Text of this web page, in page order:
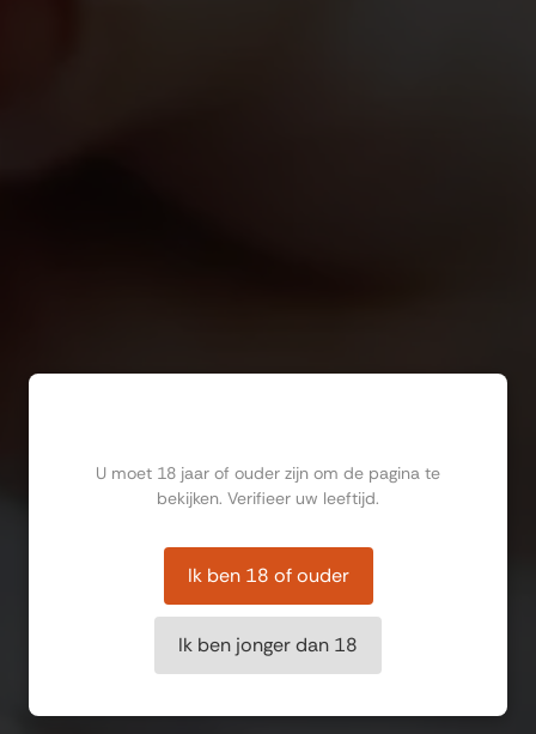
U moet 18 jaar of ouder zijn om de pagina te
bekijken. Verifieer uw leeftijd.
Ik ben 18 of ouder
Ik ben jonger dan 18